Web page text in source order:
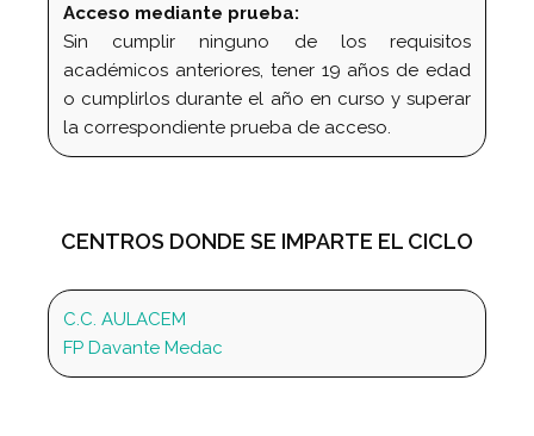
Acceso mediante prueba:
Sin cumplir ninguno de los requisitos
académicos anteriores, tener 19 años de edad
o cumplirlos durante el año en curso y superar
la correspondiente prueba de acceso.
CENTROS DONDE SE IMPARTE EL CICLO
C.C. AULACEM
FP Davante Medac